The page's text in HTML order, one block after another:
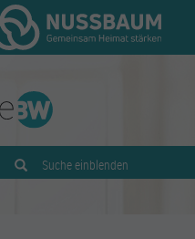
Suche einblenden